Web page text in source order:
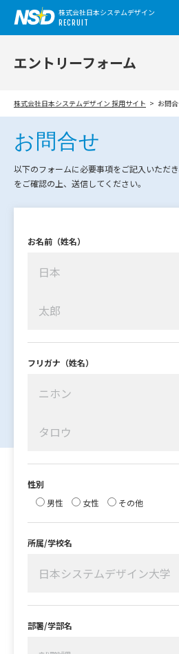
株式会社日本システムデザイン
RECRUIT
エントリーフォーム
株式会社日本システムデザイン 採用サイト お問
お問合せ
以下のフォームに必要事項をご記入いただき
をご確認の上、送信してください。
お名前（姓名）
フリガナ（姓名）
性別
男性
女性 その他
所属/学校名
部署/学部名